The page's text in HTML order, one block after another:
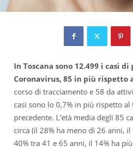
In Toscana sono 12.499 i casi
Coronavirus, 85 in più rispetto
corso di tracciamento e 58 da
casi sono lo 0,7% in più rispetto
precedente. L’età media degli 85
circa (il 28% ha meno di 26 anni,
40% tra 41 e 65 anni, il 14% ha